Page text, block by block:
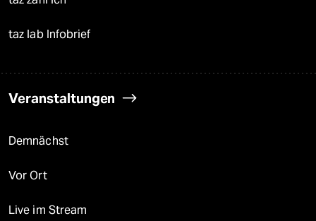
taz lab Infobrief
Veranstaltungen
Demnächst
Vor Ort
Live im Stream